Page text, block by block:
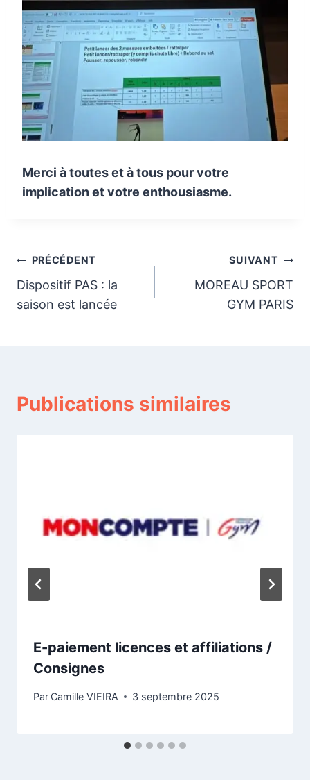
Merci à toutes et à tous pour votre
implication et votre enthousiasme.
Navigation
de
PRÉCÉDENT
Dispositif PAS : la
saison est lancée
SUIVANT
MOREAU SPORT
GYM PARIS
Publications similaires
E-paiement licences et affiliations /
Consignes
Par Camille VIEIRA 3 septembre 2025